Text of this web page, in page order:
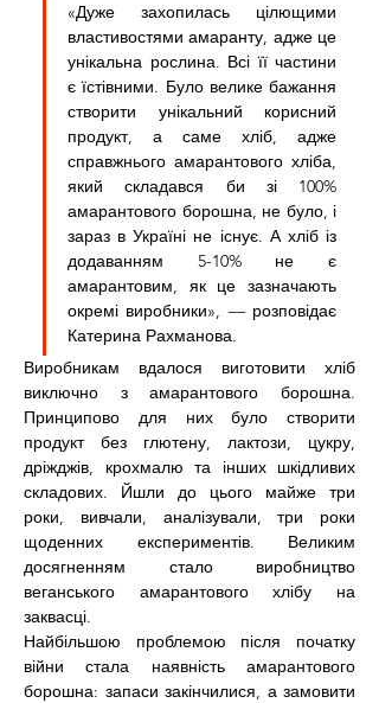
«Дуже захопилась цілющими
властивостями амаранту, адже це
унікальна рослина. Всі її частини
є їстівними. Було велике бажання
створити унікальний корисний
продукт, а саме хліб, адже
справжнього амарантового хліба,
який складався би зі 100%
амарантового борошна, не було, і
зараз в Україні не існує. А хліб із
додаванням 5-10% не є
амарантовим, як це зазначають
окремі виробники», — розповідає
Катерина Рахманова.
Виробникам вдалося виготовити хліб
виключно з амарантового борошна.
Принципово для них було створити
продукт без глютену, лактози, цукру,
дріжджів, крохмалю та інших шкідливих
складових. Йшли до цього майже три
роки, вивчали, аналізували, три роки
щоденних експериментів. Великим
досягненням стало виробництво
веганського амарантового хлібу на
заквасці.
Найбільшою проблемою після початку
війни стала наявність амарантового
борошна: запаси закінчилися, а замовити